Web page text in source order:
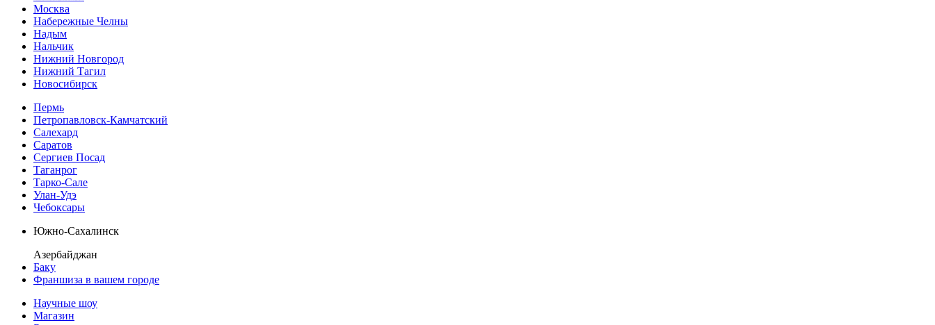
Москва
Набережные Челны
Надым
Нальчик
Нижний Новгород
Нижний Тагил
Новосибирск
Пермь
Петропавловск-Камчатский
Салехард
Саратов
Сергиев Посад
Таганрог
Тарко-Сале
Улан-Удэ
Чебоксары
Южно-Сахалинск
Азербайджан
Баку
Франшиза в вашем городе
Научные шоу
Магазин